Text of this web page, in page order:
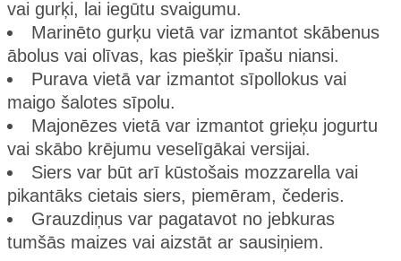
vai gurķi, lai iegūtu svaigumu.
Marinēto gurķu vietā var izmantot skābenus
ābolus vai olīvas, kas piešķir īpašu niansi.
Purava vietā var izmantot sīpollokus vai
maigo šalotes sīpolu.
Majonēzes vietā var izmantot grieķu jogurtu
vai skābo krējumu veselīgākai versijai.
Siers var būt arī kūstošais mozzarella vai
pikantāks cietais siers, piemēram, čederis.
Grauzdiņus var pagatavot no jebkuras
tumšās maizes vai aizstāt ar sausiņiem.